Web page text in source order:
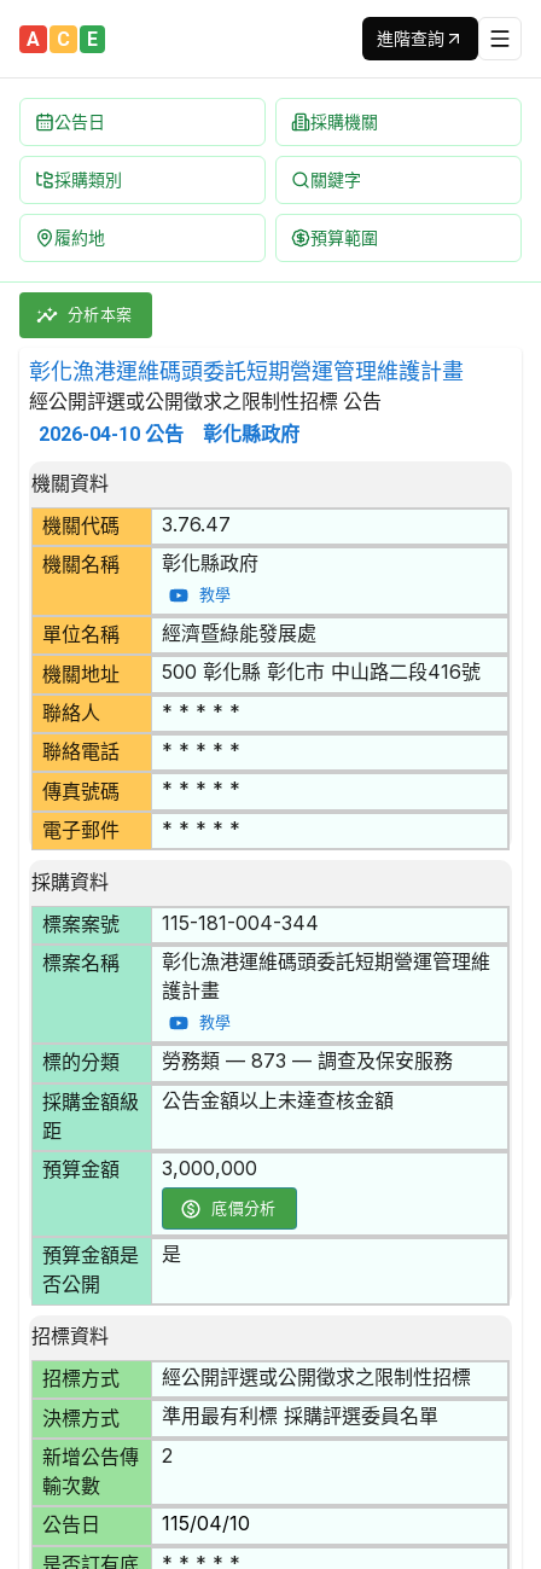
A C E 進階查詢
公告日 採購機關
採購類別 關鍵字
履約地 預算範圍
彰化漁港運維碼頭委託短期營運管理維護計畫 招標公告 |
採購類別：勞務類 調查及保安服務 | 招標方式：經公開評
分析本案
彰化漁港運維碼頭委託短期營運管理維護計畫
經公開評選或公開徵求之限制性招標 公告
2026-04-10 公告 彰化縣政府
招標公告詳細內容
機關資料
機關代碼
3.76.47
機關名稱 彰化縣政府
教學
單位名稱 經濟暨綠能發展處
機關地址 500 彰化縣 彰化市 中山路二段416號
聯絡人 * * * * *
聯絡電話 * * * * *
傳真號碼 * * * * *
電子郵件 * * * * *
採購資料
標案案號
115-181-004-344
標案名稱
彰化漁港運維碼頭委託短期營運管理維
護計畫
教學
標的分類 勞務類 — 873 — 調查及保安服務
採購金額級
距
公告金額以上未達查核金額
預算金額 3,000,000
底價分析
預算金額是
否公開
是
招標資料
招標方式
經公開評選或公開徵求之限制性招標
決標方式 準用最有利標 採購評選委員名單
新增公告傳
輸次數
2
公告日 115/04/10
* * * * *